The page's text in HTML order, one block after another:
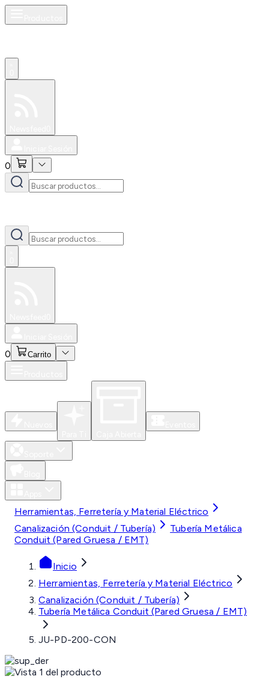
0
0 Carrito
Herramientas, Ferretería y Material Eléctrico
Canalización (Conduit / Tubería)
Tubería Metálica
Conduit (Pared Gruesa / EMT)
Inicio
Herramientas, Ferretería y Material Eléctrico
Canalización (Conduit / Tubería)
Tubería Metálica Conduit (Pared Gruesa / EMT)
JU-PD-200-CON